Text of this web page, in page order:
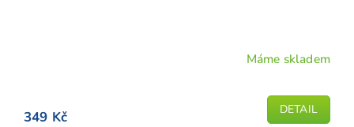
Máme skladem
349 Kč DETAIL